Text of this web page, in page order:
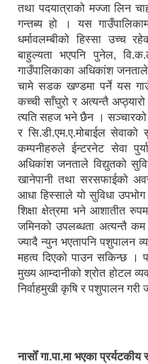
तथा पदयात्राको मज्जा लिन
गन्तब्य हो । यस
धर्मावलम्बीको हिस्सा उच्च
बाहुल्यता भएपनि पुनेल,
गाउँपालिकाका अधिकांश
चामे सडक खण्डमा पर्ने यस
कच्ची साँघुरो र अत्यन्तै
त्यति सहज भने छैन ।
र सि.डी.एम.ए.मोबाईल
कम्पनीहरुले ईन्टरनेट सेवा
अधिकांश जनताले विद्युतको
खानेपानी तथा सरसफाईको
आधा हिस्साले यो सुविधा
शिक्षा क्षेत्रमा भने आशातीत
जमिनको उपलब्धता अत्यन्तै
ज्यादै न्युन भएतापनि पशुपालन
महत्व दिएको पाउन सकिन्छ ।
मुख्य आम्दानीको श्रोत होटल
निर्वाहमुखी कृषि र पशुपालन गरी
नासोँ गा.पा.मा भएका